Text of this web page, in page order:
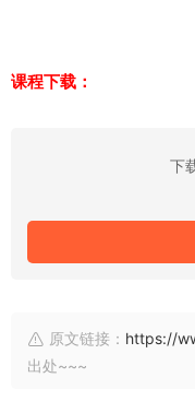
课程下载：
下
原文链接： https://
出处~~~